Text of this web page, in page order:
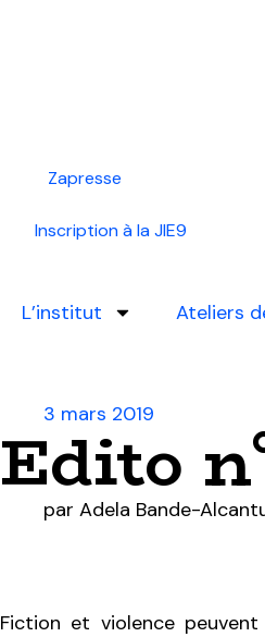
Zapresse
Inscription à la JIE9
L’institut Ateliers
3 mars 2019
Edito
par Adela Bande-
Fiction et violence